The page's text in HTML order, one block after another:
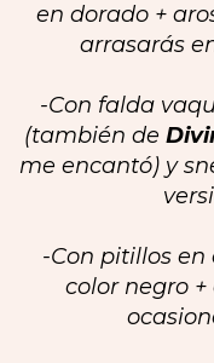
en dorado +
arrasarás
-Con falda
(también de
me encantó) y
-Con pitillos en
color negro